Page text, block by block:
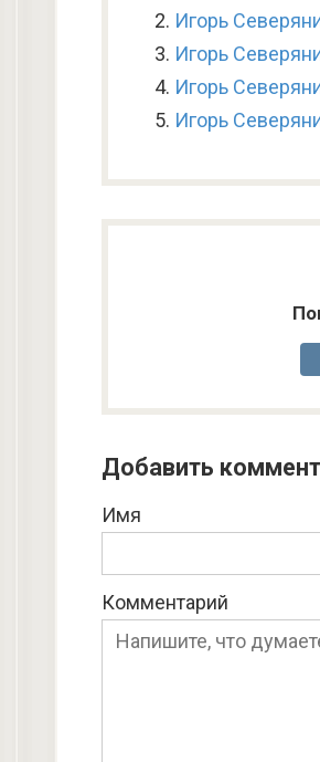
Игорь
Игорь
Игорь
Игорь
Добавить
Имя
Комментарий